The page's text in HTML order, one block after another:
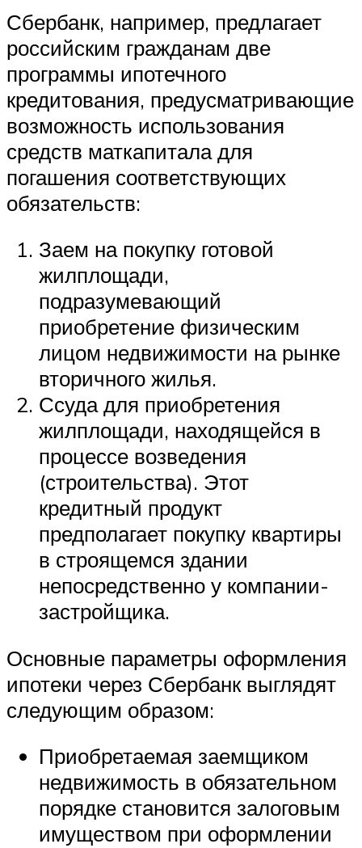
Сбербанк, например, предлагает
российским гражданам две
программы ипотечного
кредитования, предусматривающие
возможность использования
средств маткапитала для
погашения соответствующих
обязательств:
Заем на покупку готовой
жилплощади,
подразумевающий
приобретение физическим
лицом недвижимости на рынке
вторичного жилья.
Ссуда для приобретения
жилплощади, находящейся в
процессе возведения
(строительства). Этот
кредитный продукт
предполагает покупку квартиры
в строящемся здании
непосредственно у компании-
застройщика.
Основные параметры оформления
ипотеки через Сбербанк выглядят
следующим образом:
Приобретаемая заемщиком
недвижимость в обязательном
порядке становится залоговым
имуществом при оформлении